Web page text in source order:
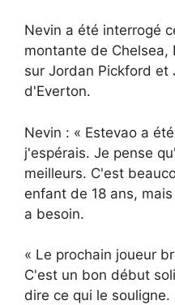
Nevin a été interrogé
montante de Chelsea,
sur Jordan Pickford et
d'Everton.
Nevin : « Estevao a
j'espérais. Je pense
meilleurs. C'est
enfant de 18 ans,
a besoin.
« Le prochain joueur
C'est un bon début
dire ce qui le